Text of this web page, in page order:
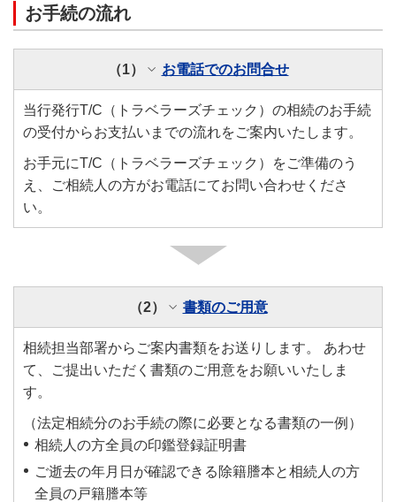
お手続の流れ
（1） お電話でのお問合せ
当行発行T/C（トラベラーズチェック）の相続のお手続
の受付からお支払いまでの流れをご案内いたします。
お手元にT/C（トラベラーズチェック）をご準備のう
え、ご相続人の方がお電話にてお問い合わせくださ
い。
（2） 書類のご用意
相続担当部署からご案内書類をお送りします。 あわせ
て、ご提出いただく書類のご用意をお願いいたしま
す。
（法定相続分のお手続の際に必要となる書類の一例）
相続人の方全員の印鑑登録証明書
ご逝去の年月日が確認できる除籍謄本と相続人の方
全員の戸籍謄本等